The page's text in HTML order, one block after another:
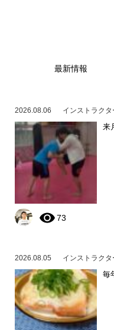
最新情報
2026.08.06 インストラクタ
来
73
2026.08.05 インストラクタ
毎